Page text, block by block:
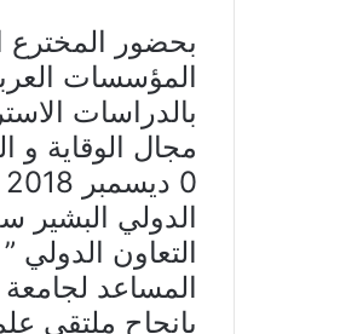
بحضور المخترع
بالدراسات
الدولي البشير
التعاون الدولي
المساعد
بانجاح ملتقى